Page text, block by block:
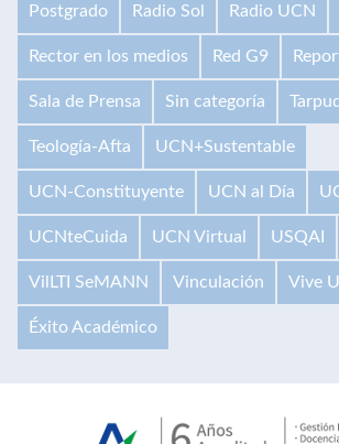
Postgrado Radio Sol Radio UCN
Rector en los medios Red G9
Sala de Prensa Sin categoría
Teología-Afta UCN+Sustentable
UCN-Constituyente UCN al Día
UCNteCuida UCN Virtual USQAI
VilLTI SeMANN Vinculación Vive
Éxito Académico